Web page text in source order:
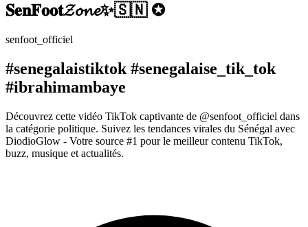
𝐒𝐞𝐧𝐅𝐨𝐨𝐭𝓩𝓸𝓷𝓮✨🇸🇳 ✪
senfoot_officiel
#senegalaistiktok #senegalaise_tik_tok
#ibrahimambaye
Découvrez cette vidéo TikTok captivante de @senfoot_officiel dans
la catégorie politique. Suivez les tendances virales du Sénégal avec
DiodioGlow - Votre source #1 pour le meilleur contenu TikTok,
buzz, musique et actualités.